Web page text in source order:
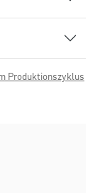
Produktionszyklus